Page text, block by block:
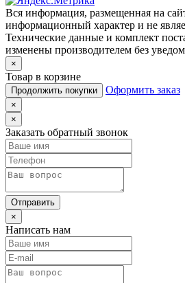
Вся информация, размещенная на
информационный характер и не
Технические данные и комплект
изменены производителем без
×
Товар в корзине
Продолжить покупки Оформить заказ
×
×
Заказать обратный звонок
Отправить
×
Написать нам